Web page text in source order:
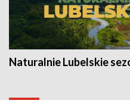
Naturalnie Lubelskie